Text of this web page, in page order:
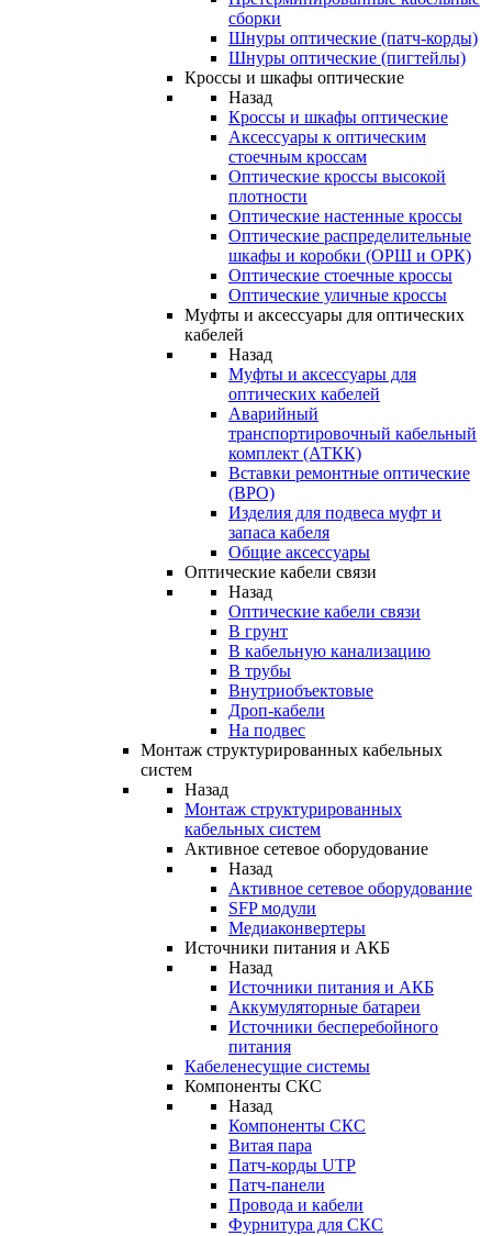
сборки
Шнуры оптические (патч-корды)
Шнуры оптические (пигтейлы)
Кроссы и шкафы оптические
Назад
Кроссы и шкафы оптические
Аксессуары к оптическим
стоечным кроссам
Оптические кроссы высокой
плотности
Оптические настенные кроссы
Оптические распределительные
шкафы и коробки (ОРШ и ОРК)
Оптические стоечные кроссы
Оптические уличные кроссы
Муфты и аксессуары для оптических
кабелей
Назад
Муфты и аксессуары для
оптических кабелей
Аварийный
транспортировочный кабельный
комплект (АТКК)
Вставки ремонтные оптические
(ВРО)
Изделия для подвеса муфт и
запаса кабеля
Общие аксессуары
Оптические кабели связи
Назад
Оптические кабели связи
В грунт
В кабельную канализацию
В трубы
Внутриобъектовые
Дроп-кабели
На подвес
Монтаж структурированных кабельных
систем
Назад
Монтаж структурированных
кабельных систем
Активное сетевое оборудование
Назад
Активное сетевое оборудование
SFP модули
Медиаконвертеры
Источники питания и АКБ
Назад
Источники питания и АКБ
Аккумуляторные батареи
Источники бесперебойного
питания
Кабеленесущие системы
Компоненты СКС
Назад
Компоненты СКС
Витая пара
Патч-корды UTP
Патч-панели
Провода и кабели
Фурнитура для СКС